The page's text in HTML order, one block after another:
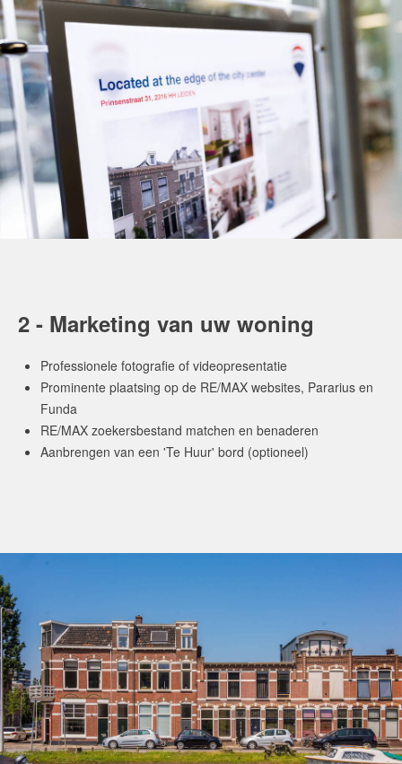
2 - Marketing van uw woning
Professionele fotografie of videopresentatie
Prominente plaatsing op de RE/MAX websites, Pararius en
Funda
RE/MAX zoekersbestand matchen en benaderen
Aanbrengen van een 'Te Huur' bord (optioneel)